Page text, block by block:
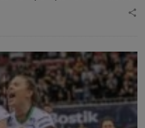
share